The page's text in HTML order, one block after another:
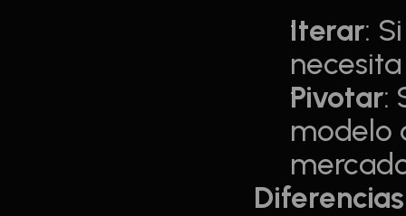
Iterar:
Pivotar:
modelo